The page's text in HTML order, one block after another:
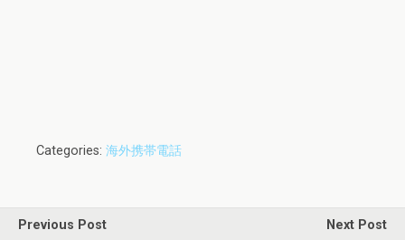
Categories: 海外携帯電話
Previous Post
Next Post